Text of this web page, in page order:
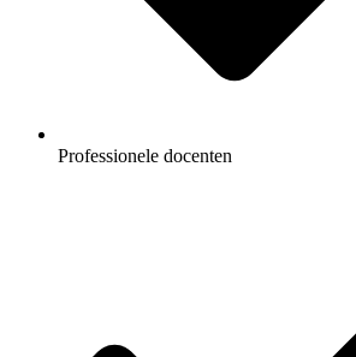
Professionele docenten